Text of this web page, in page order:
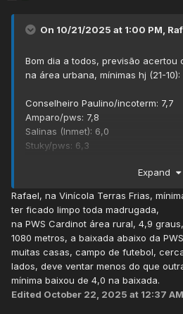
On 10/21/2025 at 1:00 PM,
Bom dia a todos, previsão acertou
na área urbana, mínimas hj (21-10):
Conselheiro Paulino/incoterm: 7,7
Amparo/pws: 7,8
Salinas (Inmet): 6,0
Stuky/pws: 6,3
A pws do Centro saiu do arExpand
Rafael, na Vinícola Terras Frias,
ter ficado limpo toda madrugada,
na PWS Cardinot área rural, 4,9
1080 metros, a baixada abaixo da
muitas casas, campo de futebol,
lados, deve ventar menos do que
mínima baixou de 4,0 na baixada.
Edited October 22, 2025 at 12:37 AM